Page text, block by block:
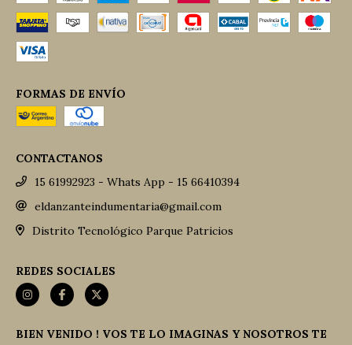
FORMAS DE ENVÍO
CONTACTANOS
15 61992923 - Whats App - 15 66410394
eldanzanteindumentaria@gmail.com
Distrito Tecnológico Parque Patricios
REDES SOCIALES
BIEN VENIDO ! VOS TE LO IMAGINAS Y NOSOTROS TE